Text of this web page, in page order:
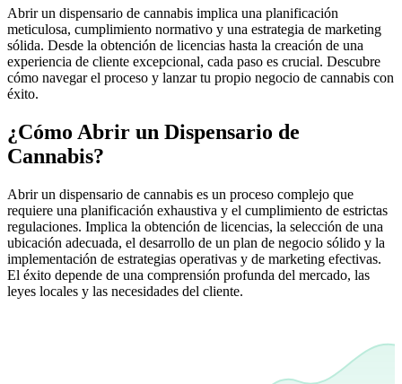
Abrir un dispensario de cannabis implica una planificación
meticulosa, cumplimiento normativo y una estrategia de marketing
sólida. Desde la obtención de licencias hasta la creación de una
experiencia de cliente excepcional, cada paso es crucial. Descubre
cómo navegar el proceso y lanzar tu propio negocio de cannabis con
éxito.
¿Cómo Abrir un Dispensario de
Cannabis?
Abrir un dispensario de cannabis es un proceso complejo que
requiere una planificación exhaustiva y el cumplimiento de estrictas
regulaciones. Implica la obtención de licencias, la selección de una
ubicación adecuada, el desarrollo de un plan de negocio sólido y la
implementación de estrategias operativas y de marketing efectivas.
El éxito depende de una comprensión profunda del mercado, las
leyes locales y las necesidades del cliente.